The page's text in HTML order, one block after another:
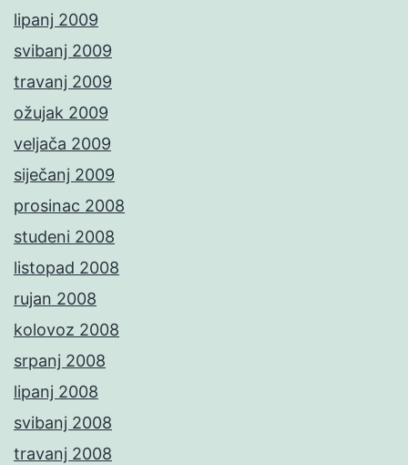
lipanj 2009
svibanj 2009
travanj 2009
ožujak 2009
veljača 2009
siječanj 2009
prosinac 2008
studeni 2008
listopad 2008
rujan 2008
kolovoz 2008
srpanj 2008
lipanj 2008
svibanj 2008
travanj 2008